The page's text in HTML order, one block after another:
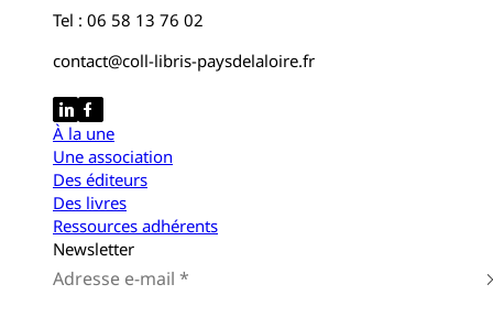
Tel : 06 58 13 76 02
contact@coll-libris-paysdelaloire.fr
À la une
Une association
Des éditeurs
Des livres
Ressources adhérents
Newsletter